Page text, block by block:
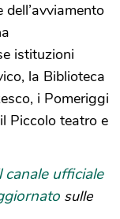
istituzioni
la Biblioteca
i Pomeriggi
Piccolo teatro e
canale ufficiale
sulle